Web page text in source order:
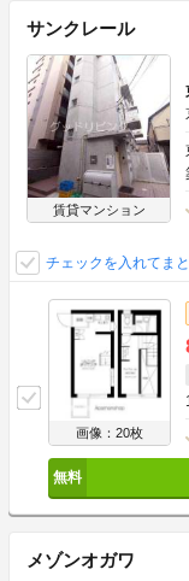
サンクレール
賃貸マンション
チェックを入れてま
画像：20枚
メゾンオガワ